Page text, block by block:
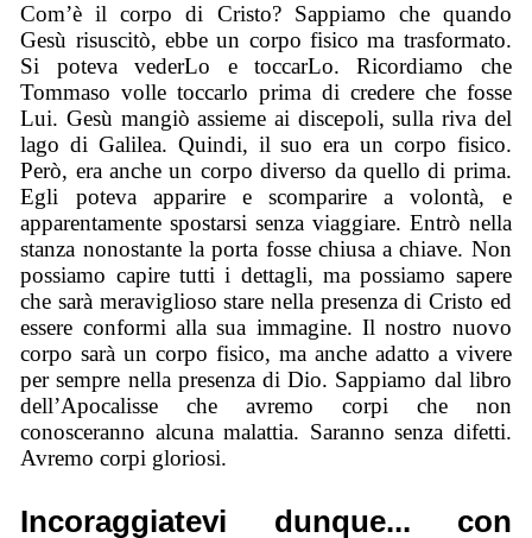
Com’è il corpo di Cristo? Sappiamo che quando
Gesù risuscitò, ebbe un corpo fisico ma trasformato.
Si poteva vederLo e toccarLo. Ricordiamo che
Tommaso volle toccarlo prima di credere che fosse
Lui. Gesù mangiò assieme ai discepoli, sulla riva del
lago di Galilea. Quindi, il suo era un corpo fisico.
Però, era anche un corpo diverso da quello di prima.
Egli poteva apparire e scomparire a volontà, e
apparentamente spostarsi senza viaggiare. Entrò nella
stanza nonostante la porta fosse chiusa a chiave. Non
possiamo capire tutti i dettagli, ma possiamo sapere
che sarà meraviglioso stare nella presenza di Cristo ed
essere conformi alla sua immagine. Il nostro nuovo
corpo sarà un corpo fisico, ma anche adatto a vivere
per sempre nella presenza di Dio. Sappiamo dal libro
dell’Apocalisse che avremo corpi che non
conosceranno alcuna malattia. Saranno senza difetti.
Avremo corpi gloriosi.
Incoraggiatevi dunque... con